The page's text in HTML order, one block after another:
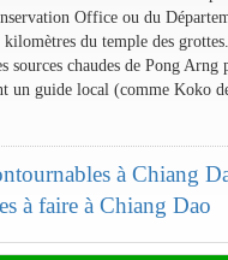
Office ou du
du temple des
sources chaudes de Pong
un guide local (comme Koko
à Chiang
à faire à Chiang Dao